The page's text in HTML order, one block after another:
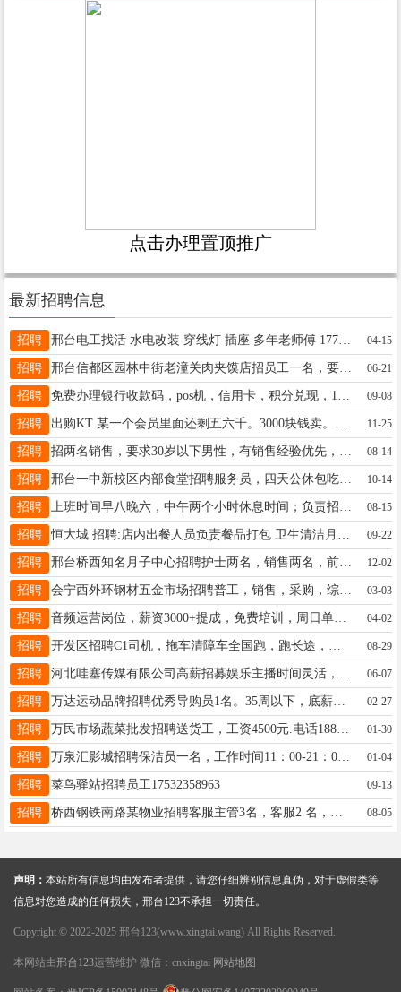
点击办理置顶推广
最新招聘信息
招聘 邢台电工找活 水电改装 穿线灯 插座 多年老师傅 17732946562 微iu80001 04-15
招聘 邢台信都区园林中街老潼关肉夹馍店招员工一名，要求干净利落，35至55岁，工资面议，电话18032996607 06-21
招聘 09-08
招聘 11-25
招聘 08-14
招聘 邢台一中新校区内部食堂招聘服务员，四天公休包吃住，有意者联系电话18732903839 10-14
招聘 08-15
招聘 09-22
招聘 邢台桥西知名月子中心招聘护士两名，销售两名，前台一名，待遇丰厚，详细咨询15233956186 12-02
招聘 会宁西外环钢材五金市场招聘普工，销售，采购，综合文员，有意者联系15953181270先贤、南和同时招聘 03-03
招聘 音频运营岗位，薪资3000+提成，免费培训，周日单休，法定节假日休，年轻团队，氛围好，电话18131937736 04-02
招聘 08-29
招聘 06-07
招聘 万达运动品牌招聘优秀导购员1名。35周以下，底薪➕提成➕5险➕公休等多种福利。电话：13323099359 02-27
招聘 万民市场蔬菜批发招聘送货工，工资4500元.电话18832950575 01-30
招聘 万泉汇影城招聘保洁员一名，工作时间11：00-21：00，年龄55岁以下，薪资1500。李13513195315 01-04
招聘 菜鸟驿站招聘员工17532358963 09-13
招聘 08-05
声明： 本站所有信息均由发布者提供，请您仔细辨别信息真伪，对于虚假类等
信息对您造成的任何损失，邢台123不承担一切责任。
Copyright © 2022-2025 邢台123(www.xingtai.wang) All Rights Reserved.
本网站由邢台123运营维护 微信：cnxingtai 网站地图